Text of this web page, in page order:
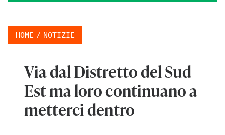
HOME NOTIZIE
Via dal Distretto del Sud
Est ma loro continuano a
metterci dentro